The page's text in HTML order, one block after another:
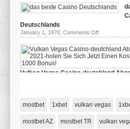
Бонусы
78
Deutschlands
January 1, 1970, Comments Offon
das
beste
Casino
Vulkan Vegas Casino-deutchland
Casino-
Abgeben
2021-
mostbet 1xbet vulkan vegas
mostbet AZ mostbet TR vulkan